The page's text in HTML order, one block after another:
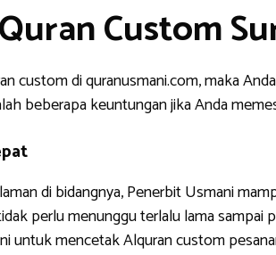
Custom
custom di quranusmani.com, maka
beberapa keuntungan jika Anda
di bidangnya, Penerbit Usmani
perlu menunggu terlalu lama
untuk mencetak Alquran custom